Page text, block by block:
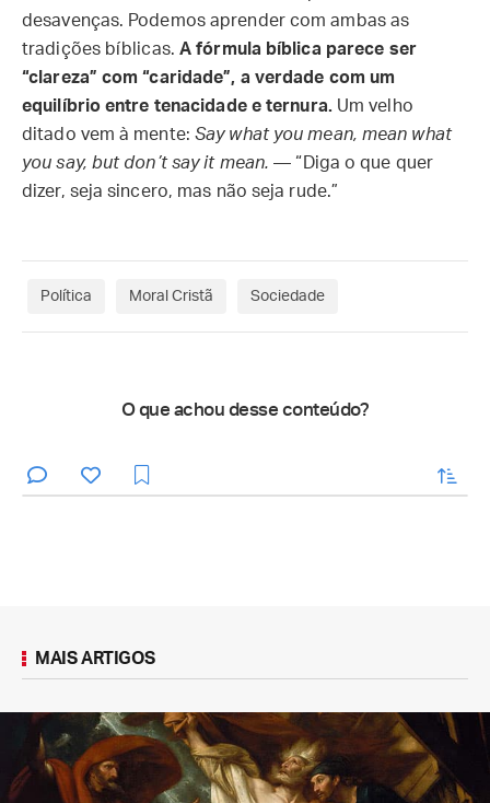
desavenças. Podemos aprender com ambas as
tradições bíblicas. A fórmula bíblica parece ser
“clareza” com “caridade”, a verdade com um
equilíbrio entre tenacidade e ternura.Um velho
ditado vem à mente:Say what you mean, mean what
you say, but don’t say it mean. — “Diga o que quer
dizer, seja sincero, mas não seja rude.”
Política Moral Cristã Sociedade
O que achou desse conteúdo?
enviar
MAIS ARTIGOS